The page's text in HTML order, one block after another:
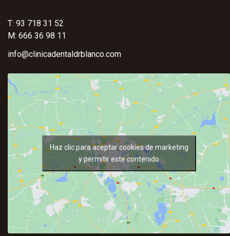
T: 93 718 31 52
M: 666 36 98 11
info@clinicadentaldrblanco.com
Haz clic para aceptar cookies de marketing
y permitir este contenido